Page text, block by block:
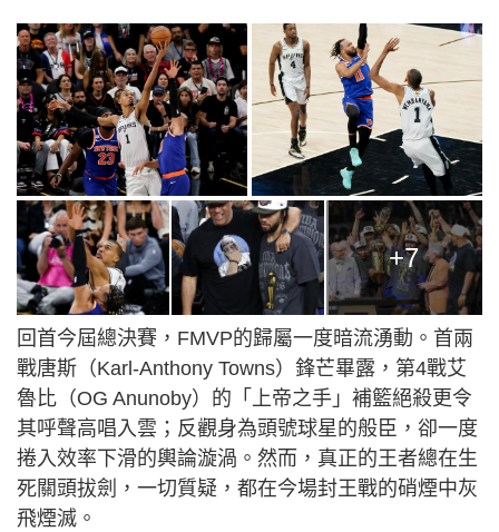
+7
回首今屆總決賽，FMVP的歸屬一度暗流湧動。首兩
戰唐斯（Karl-Anthony Towns）鋒芒畢露，第4戰艾
魯比（OG Anunoby）的「上帝之手」補籃絕殺更令
其呼聲高唱入雲；反觀身為頭號球星的般臣，卻一度
捲入效率下滑的輿論漩渦。然而，真正的王者總在生
死關頭拔劍，一切質疑，都在今場封王戰的硝煙中灰
飛煙滅。